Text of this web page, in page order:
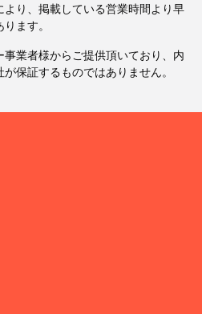
り、掲載している営業時間より早
ます。
業者様からご提供頂いており、内
保証するものではありません。